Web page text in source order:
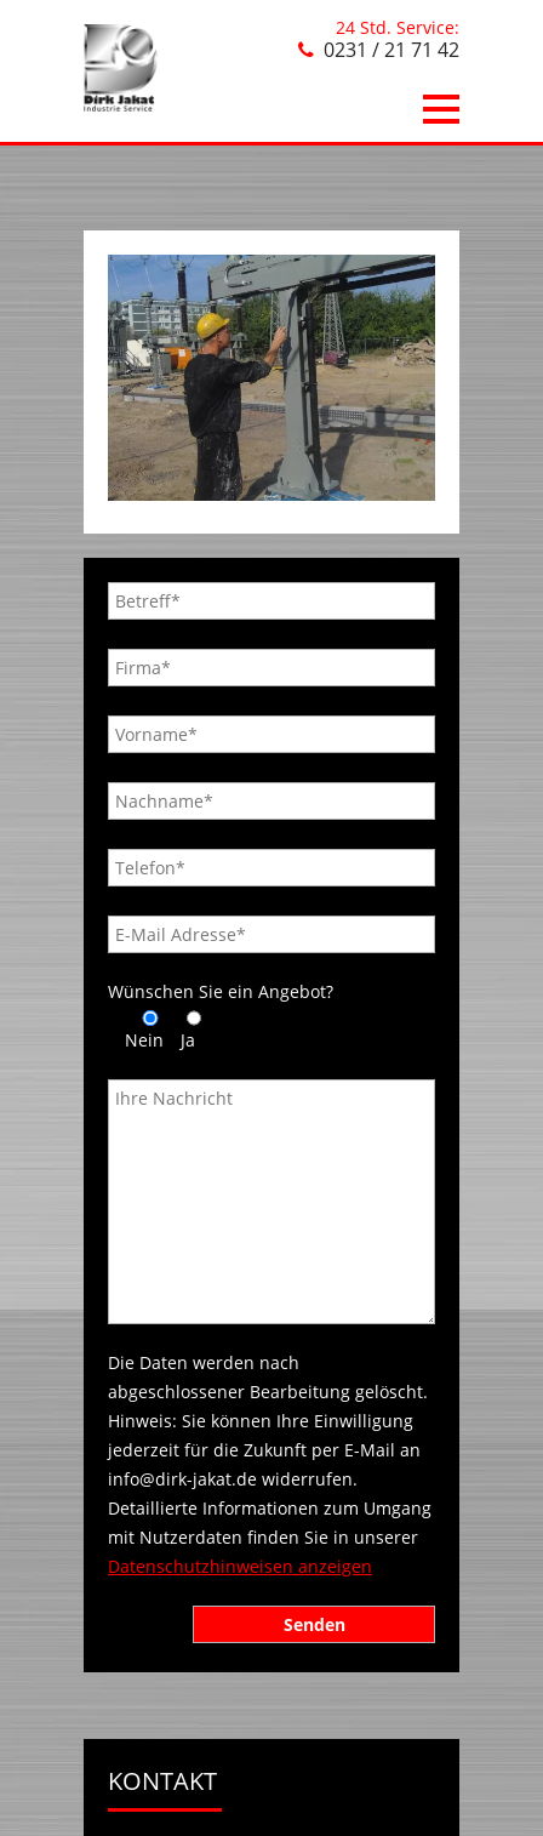
24 Std. Service:
0231 / 21 71 42
Wünschen Sie ein Angebot?
Nein Ja
Die Daten werden nach
abgeschlossener Bearbeitung gelöscht.
Hinweis: Sie können Ihre Einwilligung
jederzeit für die Zukunft per E-Mail an
info@dirk-jakat.de widerrufen.
Detaillierte Informationen zum Umgang
mit Nutzerdaten finden Sie in unserer
Datenschutzhinweisen anzeigen
KONTAKT